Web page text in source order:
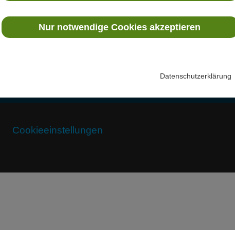
Nur notwendige Cookies akzeptieren
Datenschutzerklärung
Cookieeinstellungen